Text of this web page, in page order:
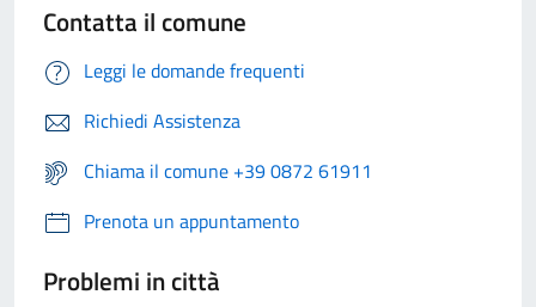
Contatta il comune
Leggi le domande frequenti
Richiedi Assistenza
Chiama il comune +39 0872 61911
Prenota un appuntamento
Problemi in città